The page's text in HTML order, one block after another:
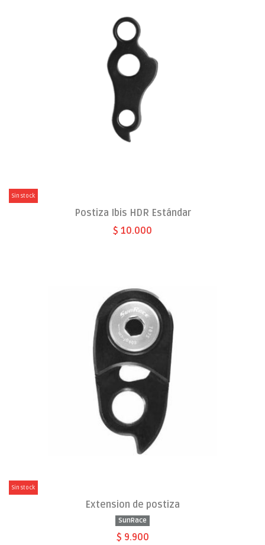
Sin stock
Postiza Ibis HDR Estándar
$ 10.000
Sin stock
Extension de postiza
SunRace
$ 9.900